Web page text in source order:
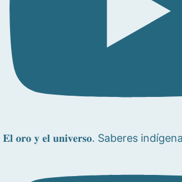
𝐄𝐥 𝐨𝐫𝐨 𝐲 𝐞𝐥 𝐮𝐧𝐢𝐯𝐞𝐫𝐬𝐨. Saberes